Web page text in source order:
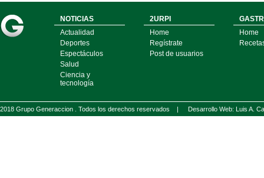
NOTICIAS
Actualidad
Deportes
Espectáculos
Salud
Ciencia y
tecnología
2URPI
Home
Regístrate
Post de usuarios
Home
2018 Grupo Generaccion . Todos los derechos reservados | Desarrollo Web: Luis